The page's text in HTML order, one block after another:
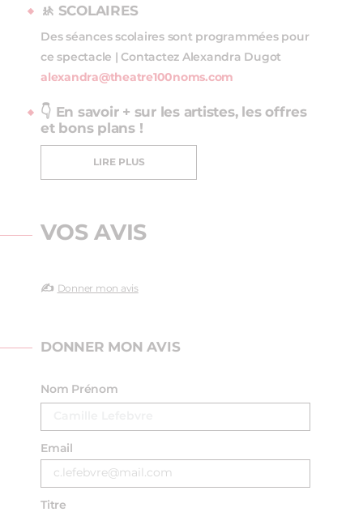
🚸 SCOLAIRES
Des séances scolaires sont programmées pour
ce spectacle | Contactez Alexandra Dugot
alexandra@theatre100noms.com
👇 En savoir + sur les artistes, les offres
et bons plans !
LIRE PLUS
VOS AVIS
✍️ Donner mon avis
DONNER MON AVIS
Nom Prénom
Email
Titre